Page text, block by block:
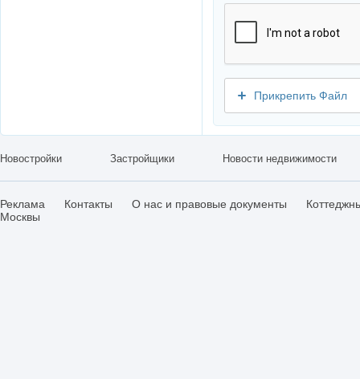
Прикрепить Файл
Новостройки Застройщики Новости недвижимости
Реклама Контакты О нас и правовые документы
Москвы